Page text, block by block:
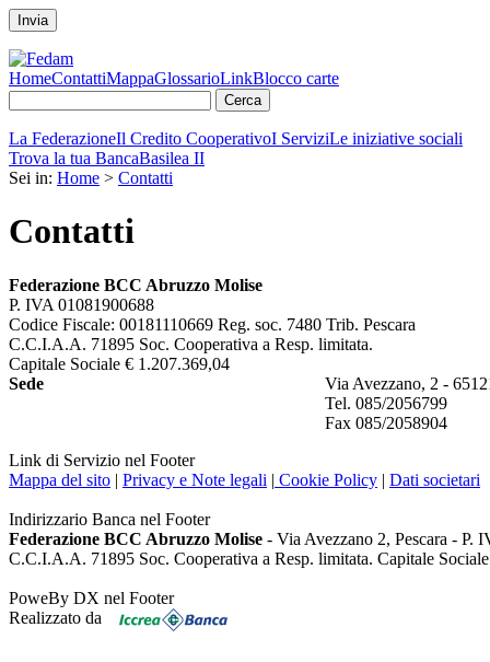
Invia
HomeContattiMappaGlossarioLinkBlocco carte
La FederazioneIl Credito CooperativoI ServiziLe iniziative sociali
Trova la tua BancaBasilea II
Sei in: Home > Contatti
Contatti
Federazione BCC Abruzzo Molise
P. IVA 01081900688
Codice Fiscale: 00181110669 Reg. soc. 7480 Trib. Pescara
C.C.I.A.A. 71895 Soc. Cooperativa a Resp. limitata.
Capitale Sociale € 1.207.369,04
Sede
Via Avezzano, 2 -
Tel. 085/2056799
Fax 085/2058904
Link di Servizio nel Footer
Mappa del sito | Privacy e Note legali | Cookie Policy | Dati societari
Indirizzario Banca nel Footer
Federazione BCC Abruzzo Molise - Via Avezzano 2, Pescara - P.
C.C.I.A.A. 71895 Soc. Cooperativa a Resp. limitata. Capitale
PoweBy DX nel Footer
Realizzato da